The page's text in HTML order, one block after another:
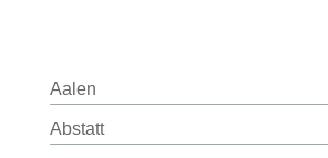
Aalen
Abstatt